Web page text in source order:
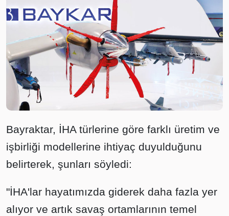
Bayraktar, İHA türlerine göre farklı üretim ve
işbirliği modellerine ihtiyaç duyulduğunu
belirterek, şunları söyledi:
"İHA'lar hayatımızda giderek daha fazla yer
alıyor ve artık savaş ortamlarının temel